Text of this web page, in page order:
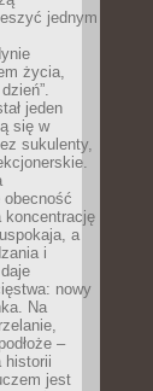
jednym
życia,
jeden
się w
sukulenty,
koncentrację
a
i
nowy
Na
–
historii
jest